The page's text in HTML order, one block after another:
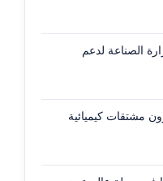
الصناعة لدعم
مشتقات كيميائية